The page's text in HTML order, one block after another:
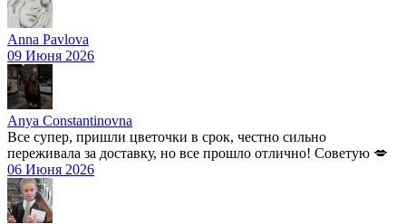
Anna Pavlova
09 Июня 2026
Anya Constantinovna
Все супер, пришли цветочки в срок, честно сильно
переживала за доставку, но все прошло отлично! Советую 💋
06 Июня 2026